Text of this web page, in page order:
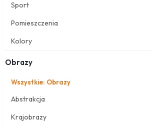
Sport
Pomieszczenia
Kolory
Obrazy
Wszystkie: Obrazy
Abstrakcja
Krajobrazy